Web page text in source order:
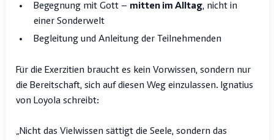
Begegnung mit Gott – mitten im Alltag, nicht in
einer Sonderwelt
Begleitung und Anleitung der Teilnehmenden
Für die Exerzitien braucht es kein Vorwissen, sondern nur
die Bereitschaft, sich auf diesen Weg einzulassen. Ignatius
von Loyola schreibt:
„Nicht das Vielwissen sättigt die Seele, sondern das